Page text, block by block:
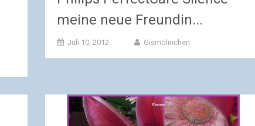
meine neue Freundin...
Juli 10, 2012 Gismolinchen